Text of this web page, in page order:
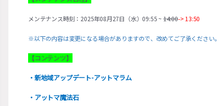
メンテナンス時刻：2025年08月27日（水）09:55 ~14:00-> 13:50
※以下の内容は変更になる場合がありますので、改めてご了承ください。
【コンテンツ】
・新地域アップデート-アットマラム
・アットマ魔法石